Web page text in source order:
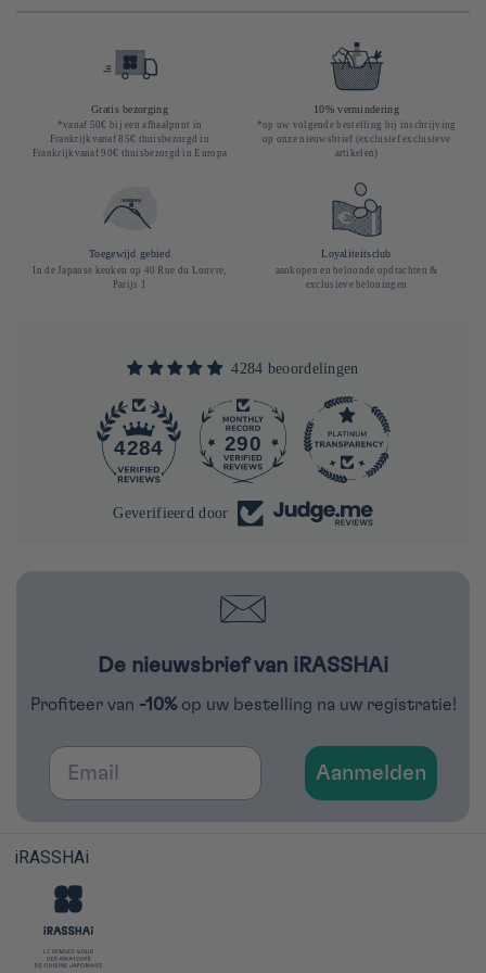
Gratis bezorging
*vanaf 50€ bij een afhaalpunt in
Frankrijkvanaf 85€ thuisbezorgd in
Frankrijkvanaf 90€ thuisbezorgd in Europa
10% vermindering
*op uw volgende bestelling bij inschrijving
op onze nieuwsbrief (exclusief exclusieve
artikelen)
Toegewijd gebied
In de Japanse keuken op 40 Rue du Louvre,
Parijs 1
Loyaliteitsclub
aankopen en beloonde opdrachten &
exclusieve beloningen
4284 beoordelingen
4284 290
Geverifieerd door
De nieuwsbrief van iRASSHAi
Profiteer van -10% op uw bestelling na uw registratie!
Email
Aanmelden
iRASSHAi